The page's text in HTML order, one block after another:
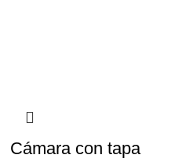
Cámara con tapa